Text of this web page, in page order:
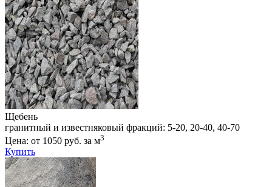
Щебень
гранитный и известняковый фракций: 5-20, 20-40, 40-70
Цена: от 1050 руб. за м3
Купить